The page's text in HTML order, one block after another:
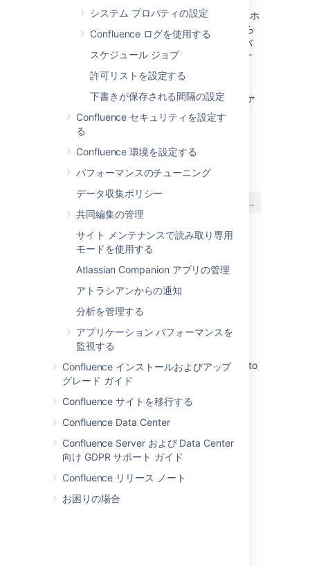
システム プロパティの設定
Confluence ログを使用する
スケジュール ジョブ
許可リストを設定する
下書きが保存される間隔の設定
Confluence セキュリティを設定す
る
Confluence 環境を設定する
パフォーマンスのチューニング
データ収集ポリシー
共同編集の管理
サイト メンテナンスで読み取り専用
モードを使用する
Atlassian Companion アプリの管理
アトラシアンからの通知
分析を管理する
アプリケーション パフォーマンスを
監視する
Confluence インストールおよびアップ
グレード ガイド
Confluence サイトを移行する
Confluence Data Center
Confluence Server および Data Center
向け GDPR サポート ガイド
Confluence リリース ノート
お困りの場合
検索フロントエンドを含む別のサイトをホ
ストします。Confluence 以下のパスから
見えるように、アプリケーション サーバ
ー内の適切なコンテキスト パスに挿入す
ることをお勧めします。Tomcat は
Confluence のパスを Confluence
install\confluence\WEBINF\web.xml ファ
イルから設定します。
Last modified on Mar 31, 2023
この内容はお役に立ちました
いいえ
関連コンテンツ
Welcome to Confluence
Explore Confluence administration
Confluence Setup Guide
Excessive <ul><li> tags causing PDF Export to
Fail and CPU spike
What is Confluence Cloud?
HTTP Response Code Definitions
A customer has reported translation error in
Dutch language for Confluence "Features"
General settings.
Earn the Confluence Essentials certification